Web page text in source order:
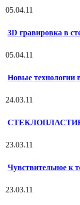
05.04.11
3D гравировка в
05.04.11
Новые технологии
24.03.11
23.03.11
Чувствительное к
23.03.11